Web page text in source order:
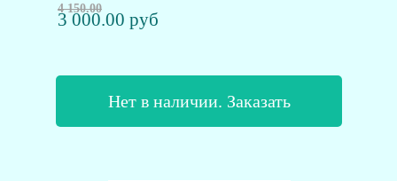
4 150.00
3 000.00 руб
Нет в наличии. Заказать